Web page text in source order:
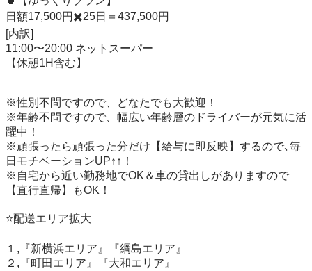
日額17,500円✖️25日＝437,500円
[内訳]
11:00〜20:00 ネットスーパー
【休憩1H含む】
※性別不問ですので、どなたでも大歓迎！
※年齢不問ですので、幅広い年齢層のドライバーが元気に活
躍中！
※頑張ったら頑張った分だけ【給与に即反映】するので､毎
日モチベーションUP↑↑！
※自宅から近い勤務地でOK＆車の貸出しがありますので
【直行直帰】もOK！
⭐️配送エリア拡大
１,『新横浜エリア』『綱島エリア』
２,『町田エリア』『大和エリア』